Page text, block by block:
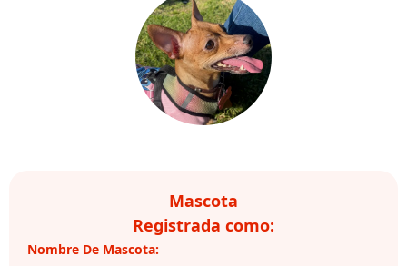
Mascota
Registrada como:
Nombre De Mascota: